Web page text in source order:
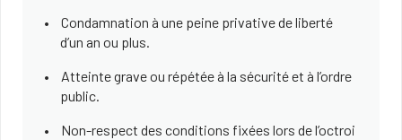
Condamnation à une peine privative de liberté
d’un an ou plus.
Atteinte grave ou répétée à la sécurité et à l’ordre
public.
Non-respect des conditions fixées lors de l’octroi